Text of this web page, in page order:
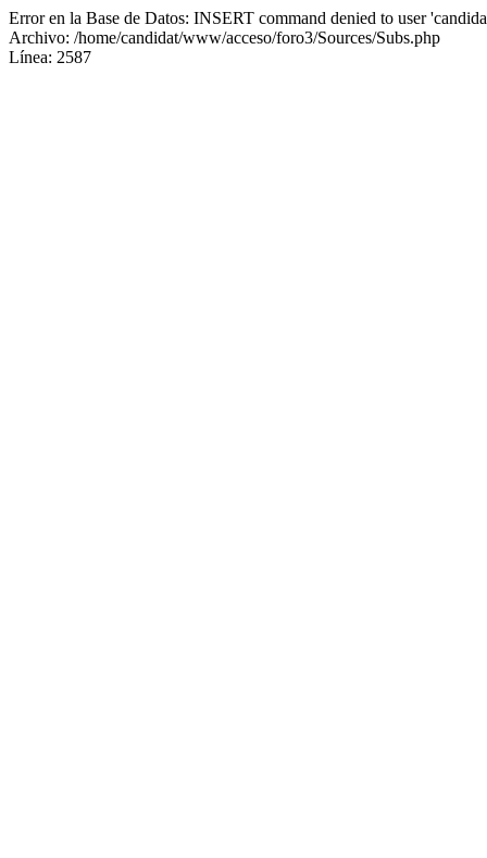
Error en la Base de Datos: INSERT command denied to user
Archivo: /home/candidat/www/acceso/foro3/Sources/Subs.php
Línea: 2587